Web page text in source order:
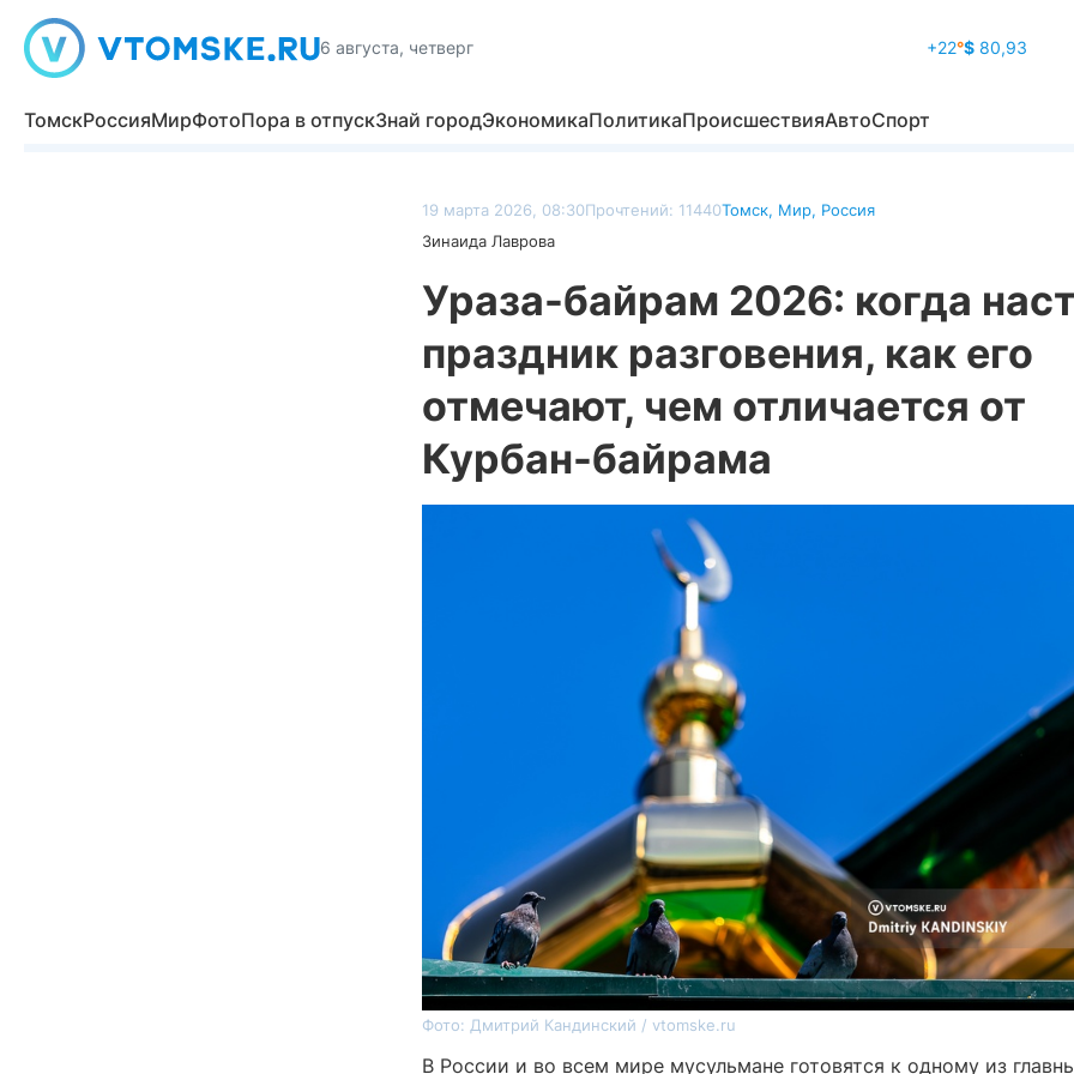
6 августа, четверг +22°$ 80,93
ТомскРоссияМирФотоПора в отпускЗнай городЭкономикаПолитикаПроисшествияАвтоСпорт
19 марта 2026, 08:30Прочтений: 11440Томск, Мир, Россия
Зинаида Лаврова
Ураза-байрам 2026: когда
праздник разговения, как его
отмечают, чем отличается от
Курбан-байрама
Фото: Дмитрий Кандинский / vtomske.ru
В России и во всем мире мусульмане готовятся к одному из